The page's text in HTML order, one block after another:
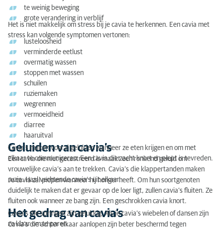
te weinig beweging
grote verandering in verblijf
Het is niet makkelijk om stress bij je cavia te herkennen. Een cavia met
stress kan volgende symptomen vertonen:
lusteloosheid
verminderde eetlust
overmatig wassen
stoppen met wassen
schuilen
ruziemaken
wegrennen
vermoeidheid
diarree
haaruitval
Geluiden van cavia’s
Cavia’s maken vooral geluiden wanneer ze eten krijgen en om met
elkaar te communiceren. Een cavia die zacht knort en piept is tevreden.
Een cavia die niet gecastreerd is maakt een ronkend geluid om
vrouwelijke cavia’s aan te trekken. Cavia’s die klappertanden maken
ruzie. Haal vechtende cavia’s uit elkaar.
Je cavia zal piepen wanneer hij honger heeft. Om hun soortgenoten
duidelijk te maken dat er gevaar op de loer ligt, zullen cavia’s fluiten. Ze
fluiten ook wanneer ze bang zijn. Een geschrokken cavia knort.
Het gedrag van cavia’s
Cavia’s die springen zijn gelukkig. Als je cavia’s wiebelen of dansen zijn
ze klaar om te paren.
Cavia’s die achter elkaar aanlopen zijn beter beschermd tegen